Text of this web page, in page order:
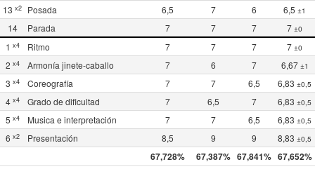
13 x2 Posada 6,5 7 6 6,5 ±1
14 Parada 7 7 7 7 ±0
1 x4 Ritmo 7 7 7 7 ±0
2 x4 Armonía jinete-caballo 7 6 7 6,67 ±1
3 x4 Coreografía 7 7 6,5 6,83 ±0,5
4 x4 Grado de dificultad 7 6,5 7 6,83 ±0,5
5 x4 Musica e interpretación 7 7 6,5 6,83 ±0,5
6 x2 Presentación 8,5 9 9 8,83 ±0,5
67,728% 67,387% 67,841% 67,652%